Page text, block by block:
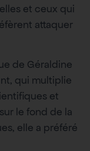
et ceux qui
attaquer
de Géraldine
qui multiplie
et
le fond de la
elle a préféré